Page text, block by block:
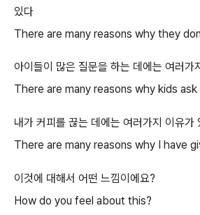
있다
There are many reasons why they
아이들이 많은 질문을 하는 데에는 여러가
There are many reasons why kids
내가 커피를 끊는 데에는 여러가지 이유가
There are many reasons why I have
이것에 대해서 어떤 느낌이에요?
How do you feel about this?